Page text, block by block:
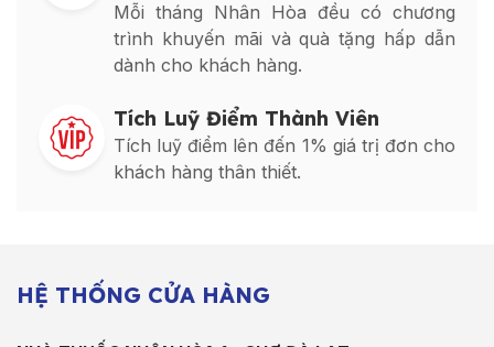
Mỗi tháng Nhân Hòa đều có chương
trình khuyến mãi và quà tặng hấp dẫn
dành cho khách hàng.
Tích Luỹ Điểm Thành Viên
Tích luỹ điểm lên đến 1% giá trị đơn cho
khách hàng thân thiết.
HỆ THỐNG CỬA HÀNG